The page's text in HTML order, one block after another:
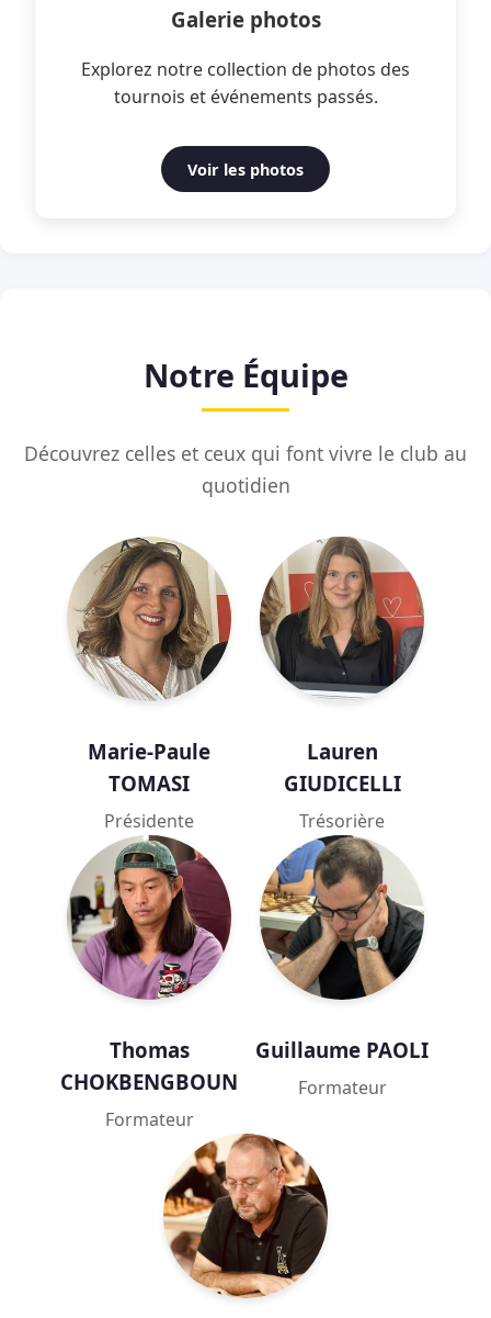
Galerie photos
Explorez notre collection de photos des
tournois et événements passés.
Voir les photos
Notre Équipe
Découvrez celles et ceux qui font vivre le club au
quotidien
Marie-Paule
TOMASI
Présidente
Lauren
GIUDICELLI
Trésorière
Thomas
CHOKBENGBOUN
Formateur
Guillaume PAOLI
Formateur